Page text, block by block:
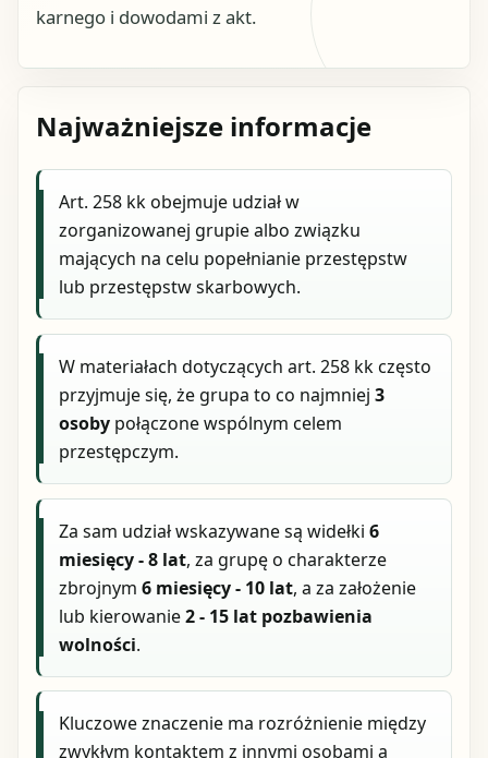
karnego i dowodami z akt.
Najważniejsze informacje
Art. 258 kk obejmuje udział w
zorganizowanej grupie albo związku
mających na celu popełnianie przestępstw
lub przestępstw skarbowych.
W materiałach dotyczących art. 258 kk często
przyjmuje się, że grupa to co najmniej3
osoby połączone wspólnym celem
przestępczym.
Za sam udział wskazywane są widełki6
miesięcy - 8 lat, za grupę o charakterze
zbrojnym6 miesięcy - 10 lat, a za założenie
lub kierowanie2 - 15 lat pozbawienia
wolności.
Kluczowe znaczenie ma rozróżnienie między
zwykłym kontaktem z innymi osobami a